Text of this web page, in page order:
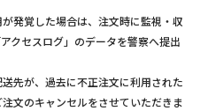
発覚した場合は、注文時に監視・収
クセスログ」のデータを警察へ提出
先が、過去に不正注文に利用された
文のキャンセルをさせていただきま